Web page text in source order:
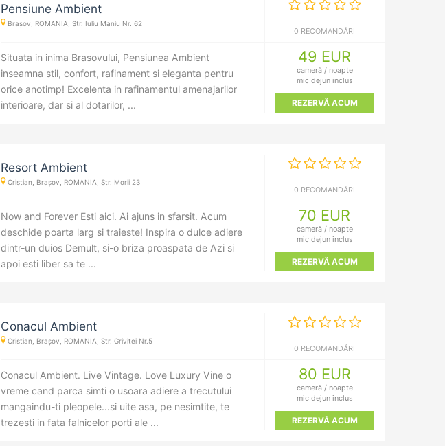
Pensiune Ambient
Brașov, ROMANIA, Str. Iuliu Maniu Nr. 62
0 RECOMANDĂRI
Situata in inima Brasovului, Pensiunea Ambient
inseamna stil, confort, rafinament si eleganta pentru
orice anotimp! Excelenta in rafinamentul amenajarilor
interioare, dar si al dotarilor, ...
49 EUR
cameră / noapte
mic dejun inclus
REZERVĂ ACUM
Resort Ambient
Cristian, Brașov, ROMANIA, Str. Morii 23
0 RECOMANDĂRI
Now and Forever Esti aici. Ai ajuns in sfarsit. Acum
deschide poarta larg si traieste! Inspira o dulce adiere
dintr-un duios Demult, si-o briza proaspata de Azi si
apoi esti liber sa te ...
70 EUR
cameră / noapte
mic dejun inclus
REZERVĂ ACUM
Conacul Ambient
Cristian, Brașov, ROMANIA, Str. Grivitei Nr.5
0 RECOMANDĂRI
Conacul Ambient. Live Vintage. Love Luxury Vine o
vreme cand parca simti o usoara adiere a trecutului
mangaindu-ti pleopele...si uite asa, pe nesimtite, te
trezesti in fata falnicelor porti ale ...
80 EUR
cameră / noapte
mic dejun inclus
REZERVĂ ACUM